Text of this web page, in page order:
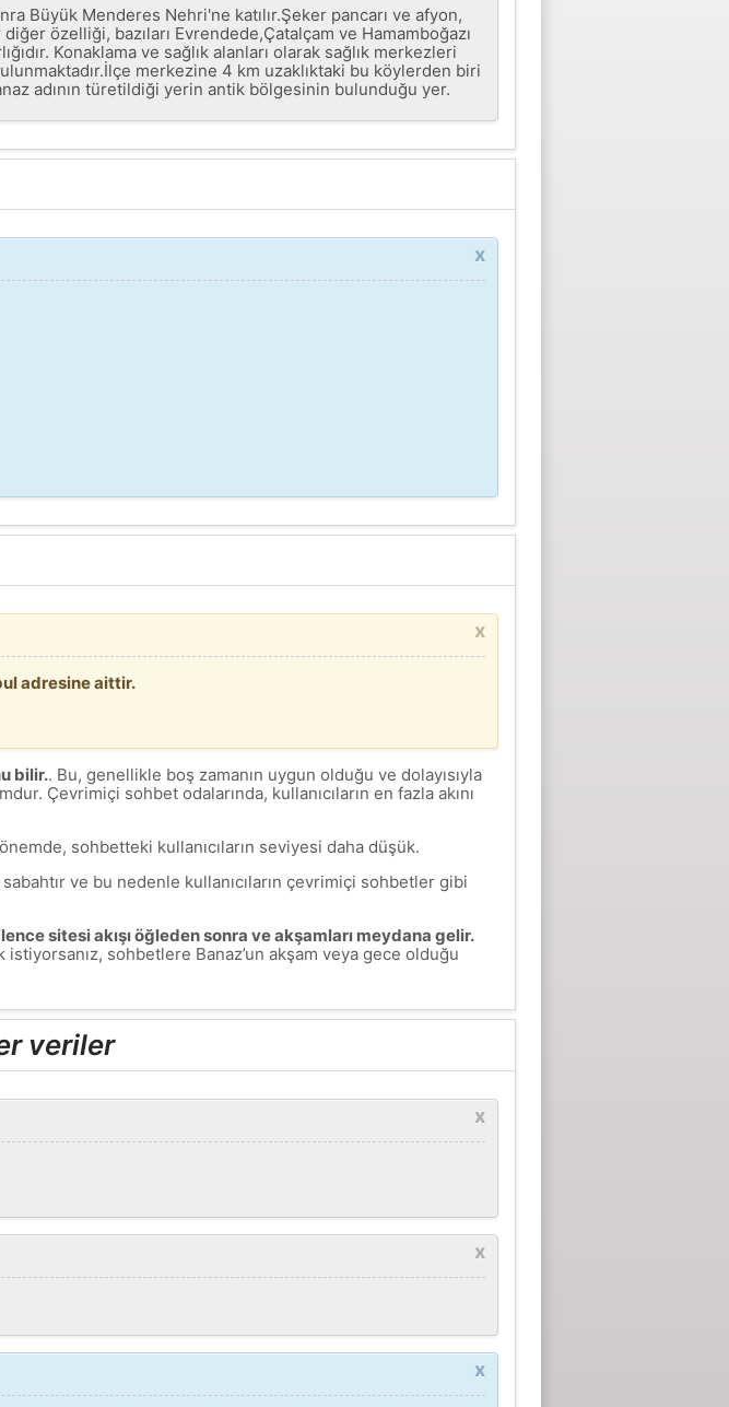
Büyük Menderes Nehri'ne katılır.Şeker pancarı ve afyon,
özelliği, bazıları Evrendede,Çatalçam ve Hamamboğazı
Konaklama ve sağlık alanları olarak sağlık merkezleri
merkezine 4 km uzaklıktaki bu köylerden biri
adının türetildiği yerin antik bölgesinin bulunduğu yer.
x
x
adresine aittir.
bilir.. Bu, genellikle boş zamanın uygun olduğu ve dolayısıyla
Çevrimiçi sohbet odalarında, kullanıcıların en fazla akını
sohbetteki kullanıcıların seviyesi daha düşük.
ve bu nedenle kullanıcıların çevrimiçi sohbetler gibi
sitesi akışı öğleden sonra ve akşamları meydana gelir.
istiyorsanız, sohbetlere Banaz’un akşam veya gece olduğu
veriler
x
x
x